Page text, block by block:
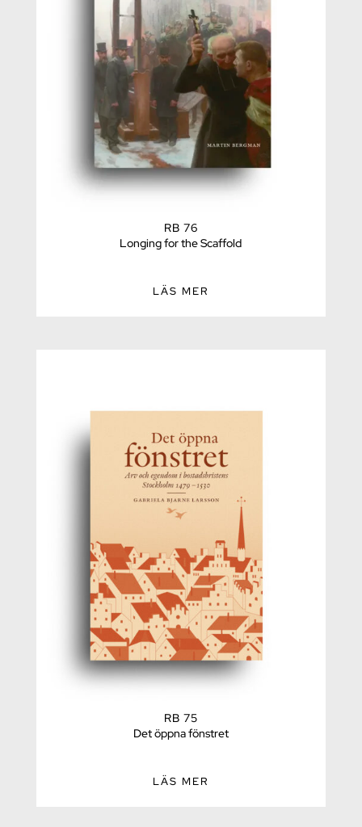
RB 76
Longing for the Scaffold
LÄS MER
RB 75
Det öppna fönstret
LÄS MER